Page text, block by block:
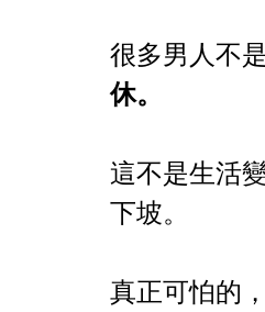
很多男人不
休。
這不是生活
下坡。
真正可怕的